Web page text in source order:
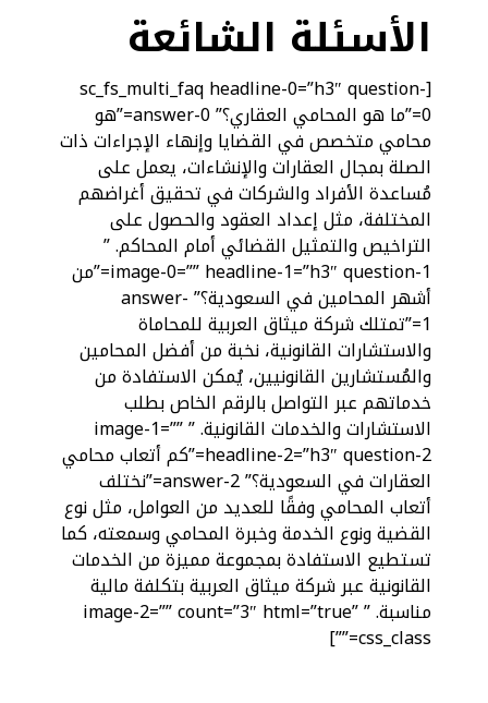
الأسئلة الشائعة
[sc_fs_multi_faq headline-0=”h3″ question-
0=”ما هو المحامي العقاري؟” answer-0=”هو
محامي متخصص في القضايا وإنهاء الإجراءات ذات
الصلة بمجال العقارات والإنشاءات، يعمل على
مُساعدة الأفراد والشركات في تحقيق أغراضهم
المختلفة، مثل إعداد العقود والحصول على
التراخيص والتمثيل القضائي أمام المحاكم. ”
image-0=”” headline-1=”h3″ question-1=”من
أشهر المحامين في السعودية؟” answer-
1=”تمتلك شركة ميثاق العربية للمحاماة
والاستشارات القانونية، نخبة من أفضل المحامين
والمُستشارين القانونيين، يُمكن الاستفادة من
خدماتهم عبر التواصل بالرقم الخاص بطلب
الاستشارات والخدمات القانونية. ” image-1=””
headline-2=”h3″ question-2=”كم أتعاب محامي
العقارات في السعودية؟” answer-2=”نختلف
أتعاب المحامي وفقًا للعديد من العوامل، مثل نوع
القضية ونوع الخدمة وخبرة المحامي وسمعته، كما
تستطيع الاستفادة بمجموعة مميزة من الخدمات
القانونية عبر شركة ميثاق العربية بتكلفة مالية
مناسبة. ” image-2=”” count=”3″ html=”true”
css_class=””]